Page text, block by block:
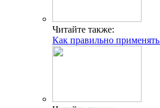
Читайте также:
Как правильно